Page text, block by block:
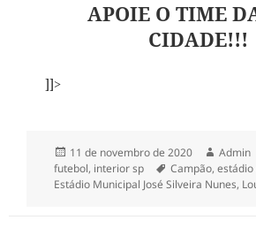
APOIE O TIME
CIDADE!!!
]]>
Publicado
em
11 de novembro de 2020 Autor
Admin
futebol, interior sp Tags
Campão,estádio
Estádio Municipal José Silveira Nunes,